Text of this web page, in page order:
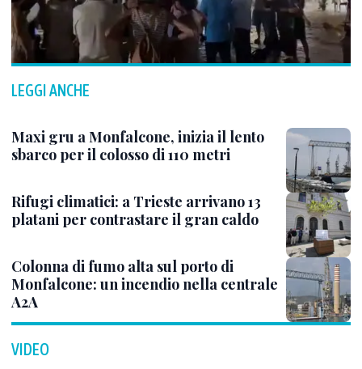
LEGGI ANCHE
Maxi gru a Monfalcone, inizia il lento
sbarco per il colosso di 110 metri
Rifugi climatici: a Trieste arrivano 13
platani per contrastare il gran caldo
Colonna di fumo alta sul porto di
Monfalcone: un incendio nella centrale
A2A
VIDEO